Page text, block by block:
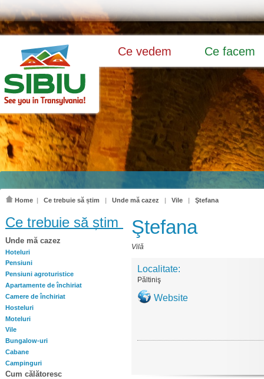
Ce vedem Ce facem
Home | Ce trebuie să știm | Unde mă cazez | Vile | Ştefana
Ce trebuie să știm
Unde mă cazez
Hoteluri
Pensiuni
Pensiuni agroturistice
Apartamente de închiriat
Camere de închiriat
Hosteluri
Moteluri
Vile
Bungalow-uri
Cabane
Campinguri
Cum călătoresc
Ştefana
Vilă
Localitate:
Păltiniş
Website